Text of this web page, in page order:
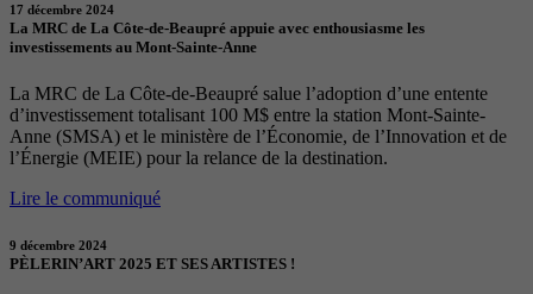
17 décembre 2024
La MRC de La Côte-de-Beaupré appuie avec enthousiasme les
investissements au Mont-Sainte-Anne
La MRC de La Côte-de-Beaupré salue l’adoption d’une entente
d’investissement totalisant 100 M$ entre la station Mont-Sainte-
Anne (SMSA) et le ministère de l’Économie, de l’Innovation et de
l’Énergie (MEIE) pour la relance de la destination.
Lire le communiqué
9 décembre 2024
PÈLERIN’ART 2025 ET SES ARTISTES !